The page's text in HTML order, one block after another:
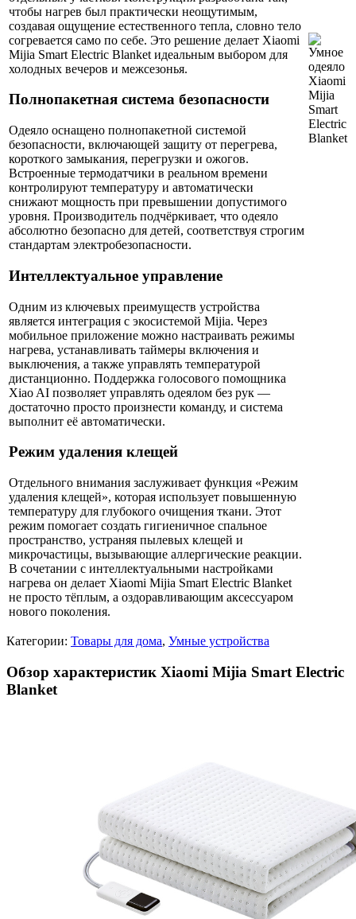
чтобы нагрев был практически неощутимым,
создавая ощущение естественного тепла, словно тело
согревается само по себе. Это решение делает Xiaomi
Mijia Smart Electric Blanket идеальным выбором для
холодных вечеров и межсезонья.
Полнопакетная система безопасности
Одеяло оснащено полнопакетной системой
безопасности, включающей защиту от перегрева,
короткого замыкания, перегрузки и ожогов.
Встроенные термодатчики в реальном времени
контролируют температуру и автоматически
снижают мощность при превышении допустимого
уровня. Производитель подчёркивает, что одеяло
абсолютно безопасно для детей, соответствуя строгим
стандартам электробезопасности.
Интеллектуальное управление
Одним из ключевых преимуществ устройства
является интеграция с экосистемой Mijia. Через
мобильное приложение можно настраивать режимы
нагрева, устанавливать таймеры включения и
выключения, а также управлять температурой
дистанционно. Поддержка голосового помощника
Xiao AI позволяет управлять одеялом без рук —
достаточно просто произнести команду, и система
выполнит её автоматически.
Режим удаления клещей
Отдельного внимания заслуживает функция «Режим
удаления клещей», которая использует повышенную
температуру для глубокого очищения ткани. Этот
режим помогает создать гигиеничное спальное
пространство, устраняя пылевых клещей и
микрочастицы, вызывающие аллергические реакции.
В сочетании с интеллектуальными настройками
нагрева он делает Xiaomi Mijia Smart Electric Blanket
не просто тёплым, а оздоравливающим аксессуаром
нового поколения.
Категории: Товары для дома, Умные устройства
Обзор характеристик Xiaomi Mijia Smart Electric
Blanket